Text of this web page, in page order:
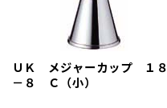
ＵＫ メジャーカップ １８
－８ Ｃ（小）